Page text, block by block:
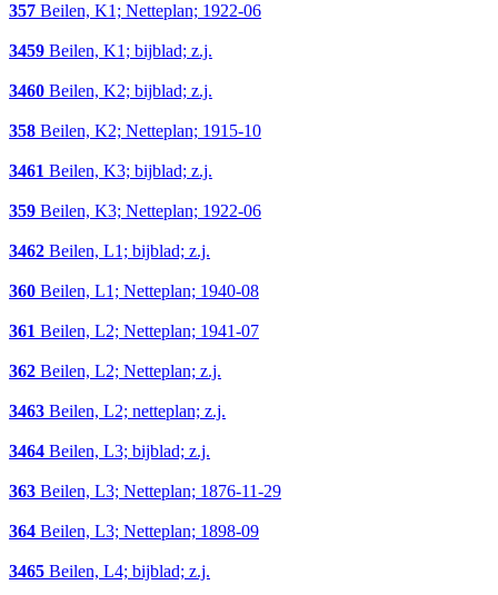
357 Beilen, K1; Netteplan; 1922-06
3459 Beilen, K1; bijblad; z.j.
3460 Beilen, K2; bijblad; z.j.
358 Beilen, K2; Netteplan; 1915-10
3461 Beilen, K3; bijblad; z.j.
359 Beilen, K3; Netteplan; 1922-06
3462 Beilen, L1; bijblad; z.j.
360 Beilen, L1; Netteplan; 1940-08
361 Beilen, L2; Netteplan; 1941-07
362 Beilen, L2; Netteplan; z.j.
3463 Beilen, L2; netteplan; z.j.
3464 Beilen, L3; bijblad; z.j.
363 Beilen, L3; Netteplan; 1876-11-29
364 Beilen, L3; Netteplan; 1898-09
3465 Beilen, L4; bijblad; z.j.